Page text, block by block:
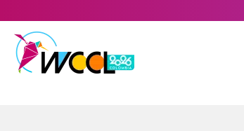
contenido